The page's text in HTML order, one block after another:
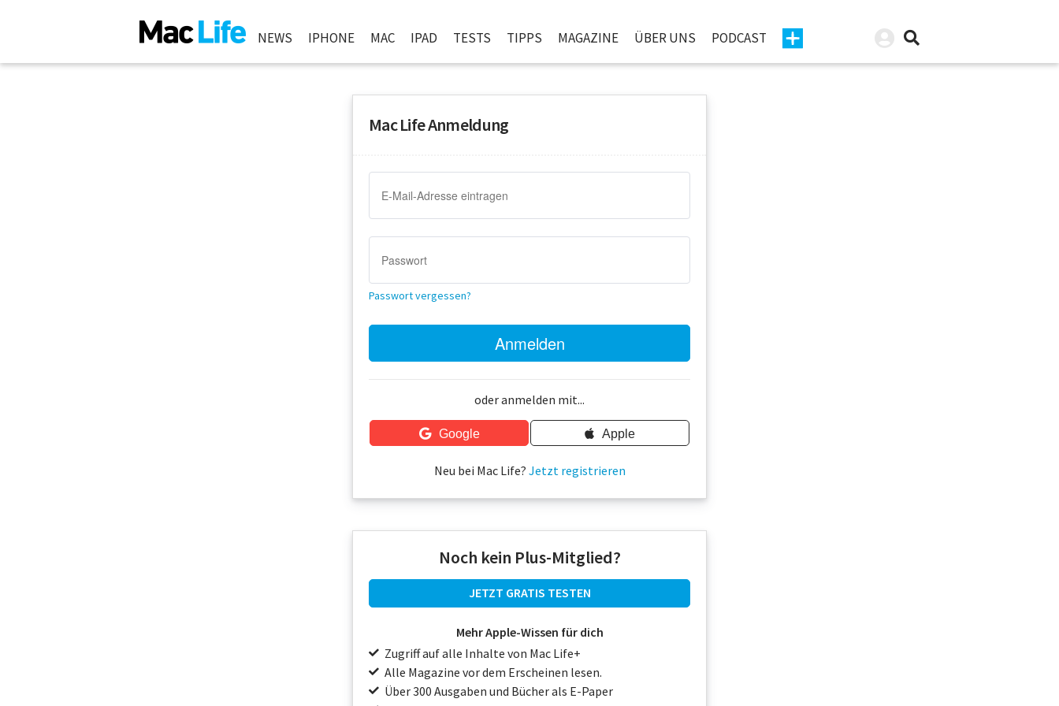
NEWS IPHONE MAC IPAD TESTS TIPPS MAGAZINE ÜBER UNS PODCAST
Mac Life Anmeldung
Passwort vergessen?
oder anmelden mit...
Google Apple
Neu bei Mac Life? Jetzt registrieren
Noch kein Plus-Mitglied?
JETZT GRATIS TESTEN
Mehr Apple-Wissen für dich
Zugriff auf alle Inhalte von Mac Life+
Alle Magazine vor dem Erscheinen lesen.
Über 300 Ausgaben und Bücher als E-Paper